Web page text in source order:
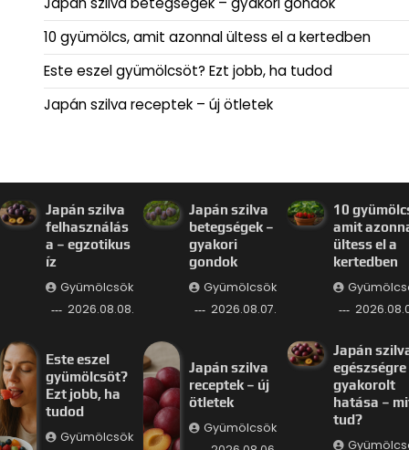
10 gyümölcs, amit azonnal ültess el a kertedben
Este eszel gyümölcsöt? Ezt jobb, ha tudod
Japán szilva receptek – új ötletek
Japán szilva
felhasználás
a – egzotikus
íz
Gyümölcsök
2026.08.08.
Japán szilva
betegségek –
gyakori
gondok
Gyümölcsök
2026.08.07.
10
amit
ültess el a
kertedben
Este eszel
gyümölcsöt?
Ezt jobb, ha
tudod
Gyümölcsök
Japán szilva
receptek – új
ötletek
Gyümölcsök
Japán
egészségre
gyakorolt
hatása –
tud?